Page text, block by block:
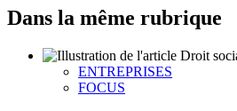
Dans la même rubrique
ENTREPRISES
FOCUS